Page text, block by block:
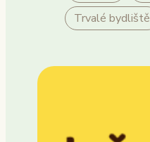
Trvalé bydliště